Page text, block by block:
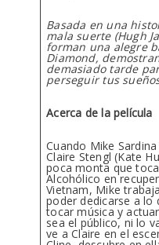
Basada en una
mala suerte (Hugh
forman una alegre
Diamond,
demasiado tarde
perseguir tus
Acerca de la película
Cuando Mike
Claire Stengl (Kate
poca monta que
Alcohólico en
Vietnam, Mike
poder dedicarse a lo
tocar música y
sea el público, ni lo
ve a Claire en el